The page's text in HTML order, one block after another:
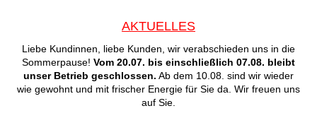
AKTUELLES
Liebe Kundinnen, liebe Kunden, wir verabschieden uns in die
Sommerpause! Vom 20.07. bis einschließlich 07.08. bleibt
unser Betrieb geschlossen. Ab dem 10.08. sind wir wieder
wie gewohnt und mit frischer Energie für Sie da. Wir freuen uns
auf Sie.